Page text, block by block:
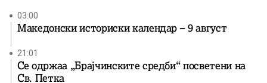
03:00
Македонски историски календар – 9 август
21:01
Се одржаа „Брајчинските средби“ посветени на
Св. Петка